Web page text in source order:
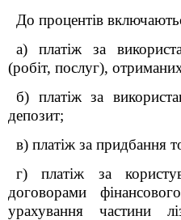
До процентів
а) платіж за
(робіт, послуг),
б) платіж за
депозит;
в) платіж за придбання
г) платіж за
договорами
урахування частини